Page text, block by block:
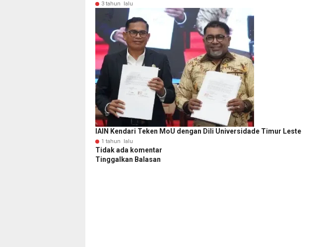
3 tahun lalu
IAIN Kendari Teken MoU dengan Dili Universidade Timur Leste
1 tahun lalu
Tidak ada komentar
Tinggalkan Balasan